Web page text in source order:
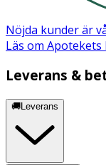
Nöjda kunder är
Läs om
Leverans &
🚚Leverans